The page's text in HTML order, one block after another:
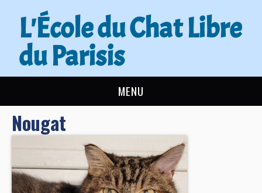
L'École du Chat Libre
du Parisis
MENU
L’ÉCOLE DU CHAT
ACTUALITÉS
ADOPTER
Nougat